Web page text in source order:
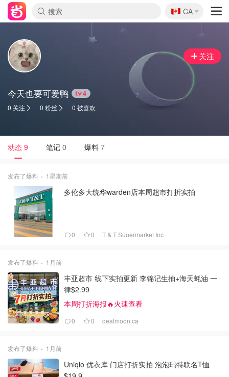
🇨🇦
CA
关注
今天也要可爱鸭 4
0 关注 0 粉丝 0 被喜欢
动态 9 笔记 0 爆料 7
发布了爆料 1星期前
多伦多大统华warden店本周超市打折实拍
0 0 T & T Supermarket Inc
发布了爆料 1月前
丰亚超市 线下实拍更新 李锦记生抽+海天蚝油 一
律$2.99
本周打折海报🔥火速查看
0 0 dealmoon.ca
发布了爆料 1月前
Uniqlo 优衣库 门店打折实拍 泡泡玛特联名T恤